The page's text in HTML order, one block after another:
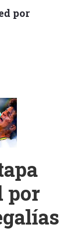
por
por